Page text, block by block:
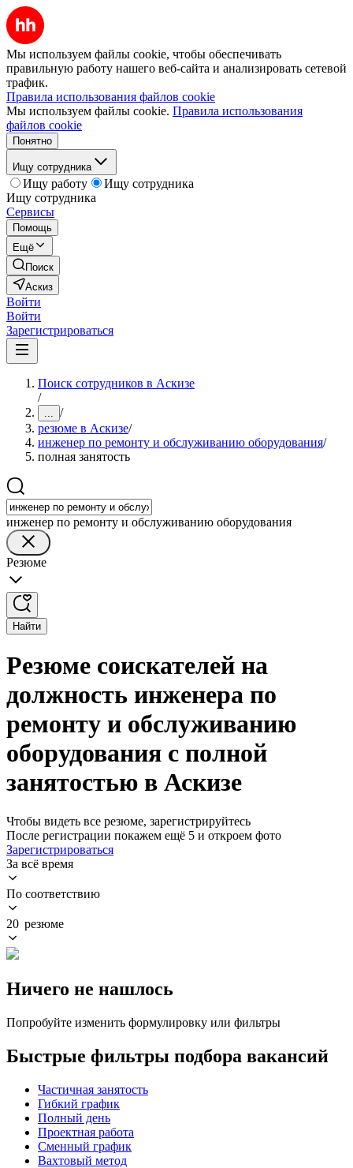
Мы используем файлы cookie, чтобы обеспечивать
правильную работу нашего веб-сайта и анализировать сетевой
трафик.
Правила использования файлов cookie
Мы используем файлы cookie. Правила использования
файлов cookie
Понятно
Ищу сотрудника
Ищу работу
Ищу сотрудника
Ищу сотрудника
Сервисы
Помощь
Ещё
Поиск
Аскиз
Войти
Войти
Зарегистрироваться
Поиск сотрудников в Аскизе
/
... /
резюме в Аскизе/
инженер по ремонту и обслуживанию оборудования/
полная занятость
инженер по ремонту и обслуживанию оборудования
Резюме
Найти
Резюме соискателей на
должность инженера по
ремонту и обслуживанию
оборудования с полной
занятостью в Аскизе
Чтобы видеть все резюме, зарегистрируйтесь
После регистрации покажем ещё 5 и откроем фото
Зарегистрироваться
За всё время
По соответствию
20 резюме
Ничего не нашлось
Попробуйте изменить формулировку или фильтры
Быстрые фильтры подбора вакансий
Частичная занятость
Гибкий график
Полный день
Проектная работа
Сменный график
Вахтовый метод